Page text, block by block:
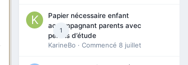
1
Papier nécessaire enfant
accompagnant parents avec
permis d’étude
KarineBo · Commencé 8 juillet